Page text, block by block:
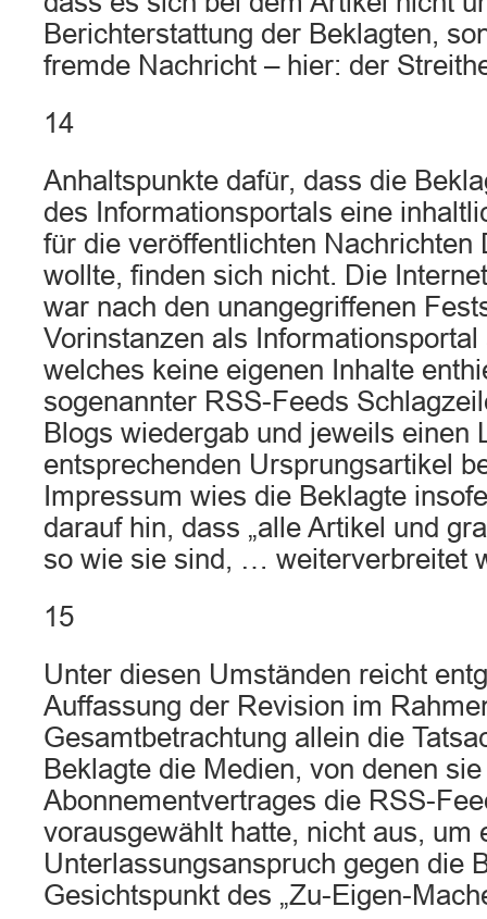
Berichterstattung der Beklagten,
fremde Nachricht – hier: der
14
Anhaltspunkte dafür, dass die
des Informationsportals eine
für die veröffentlichten Nachrichten
wollte, finden sich nicht. Die
war nach den unangegriffenen
Vorinstanzen als Informationsportal
welches keine eigenen Inhalte
sogenannter RSS-Feeds
Blogs wiedergab und jeweils einen
entsprechenden Ursprungsartikel
Impressum wies die Beklagte
darauf hin, dass „alle Artikel und
so wie sie sind, … weiterverbreitet
15
Unter diesen Umständen reicht
Auffassung der Revision im
Gesamtbetrachtung allein die
Beklagte die Medien, von denen
Abonnementvertrages die RSS-
vorausgewählt hatte, nicht aus, um
Unterlassungsanspruch gegen die
Gesichtspunkt des „Zu-Eigen-